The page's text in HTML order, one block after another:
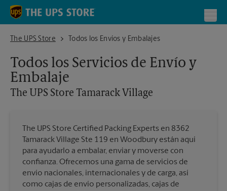
Skip to content
Return to Nav
The UPS Store
The UPS Store Tamarack VillageTodos los Envíos y Embalajes
Todos los Servicios de Envío y
Embalaje
The UPS Store Tamarack Village
The UPS Store Certified Packing Experts en 8362
Tamarack Village Ste 119 en Woodbury están aquí
para ayudarlo a embalar, enviar y moverse con
confianza. Ofrecemos una gama de servicios de
envío nacionales, internacionales y de carga, así
como cajas de envío personalizadas, cajas de